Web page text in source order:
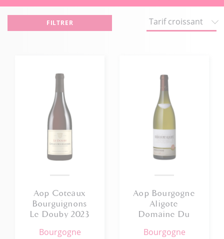
FILTRER
Aop Coteaux
Bourguignons
Le Douby 2023
bourgogne
Aop Bourgogne
Aligote
Domaine Du
bourgogne